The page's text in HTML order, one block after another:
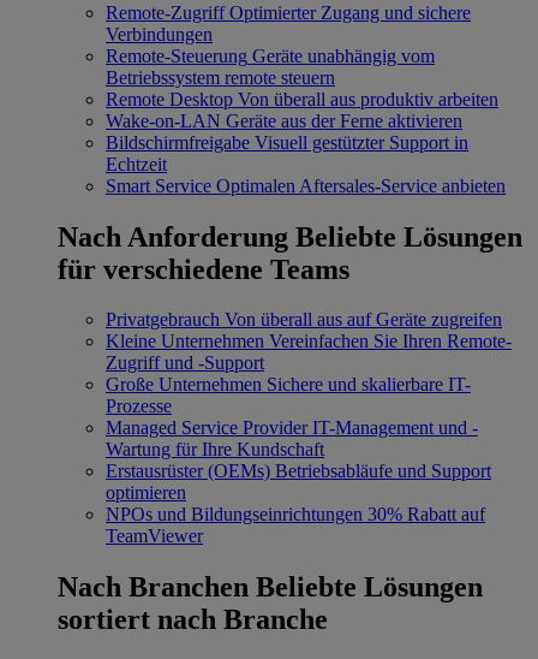
Remote-Zugriff Optimierter Zugang und sichere
Verbindungen
Remote-Steuerung Geräte unabhängig vom
Betriebssystem remote steuern
Remote Desktop Von überall aus produktiv arbeiten
Wake-on-LAN Geräte aus der Ferne aktivieren
Bildschirmfreigabe Visuell gestützter Support in
Echtzeit
Smart Service Optimalen Aftersales-Service anbieten
Nach Anforderung Beliebte Lösungen
für verschiedene Teams
Privatgebrauch Von überall aus auf Geräte zugreifen
Kleine Unternehmen Vereinfachen Sie Ihren Remote-
Zugriff und -Support
Große Unternehmen Sichere und skalierbare IT-
Prozesse
Managed Service Provider IT-Management und -
Wartung für Ihre Kundschaft
Erstausrüster (OEMs) Betriebsabläufe und Support
optimieren
NPOs und Bildungseinrichtungen 30% Rabatt auf
TeamViewer
Nach Branchen Beliebte Lösungen
sortiert nach Branche